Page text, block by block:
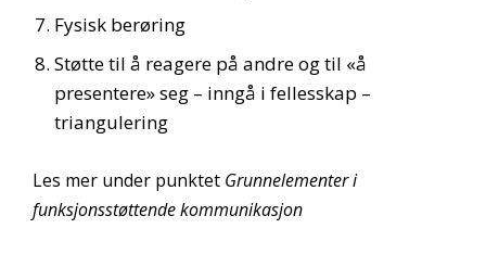
Fysisk berøring
Støtte til å reagere på andre og til «å
presentere» seg – inngå i fellesskap –
triangulering
Les mer under punktet Grunnelementer i
funksjonsstøttende kommunikasjon